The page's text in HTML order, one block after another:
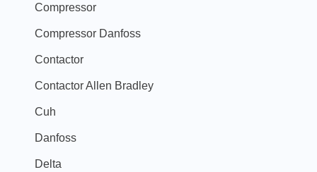
Compressor
Compressor Danfoss
Contactor
Contactor Allen Bradley
Cuh
Danfoss
Delta